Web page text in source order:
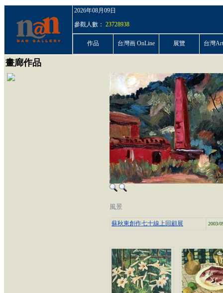
2026年08月09日
參觀人數： 23728938
作品 台灣画 OnLine 展覽 台灣
畫廊作品
風景
蘇秋東創作七十線上回顧展 2003/